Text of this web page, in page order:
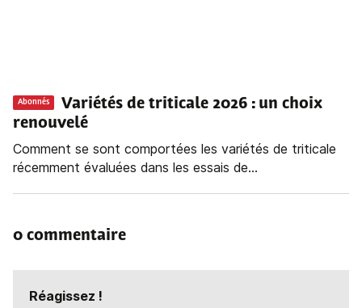
Abonnés
Variétés de triticale 2026 : un choix
renouvelé
Comment se sont comportées les variétés de triticale
récemment évaluées dans les essais de...
0 commentaire
Réagissez !